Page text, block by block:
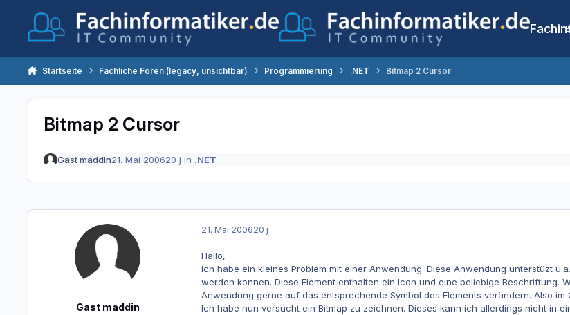
Startseite Fachliche Foren (legacy, unsichtbar) Programmierung .NET Bitmap 2 Cursor
Bitmap 2 Cursor
Gast maddin21. Mai 200620 j in .NET
Gast maddin
21. Mai 200620 j
Hallo,
ich habe ein kleines Problem mit einer Anwendung. Diese Anwendung unterstüzt
werden konnen. Diese Element enthalten ein Icon und eine beliebige Beschriftung.
Anwendung gerne auf das entsprechende Symbol des Elements verändern. Also
Ich habe nun versucht ein Bitmap zu zeichnen. Dieses kann ich allerdings nicht in